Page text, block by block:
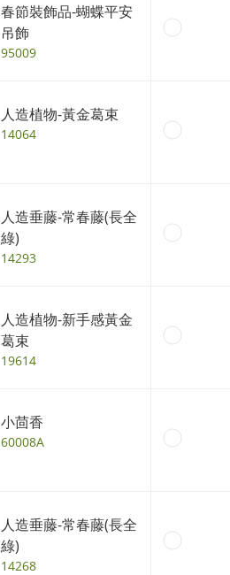
春節裝飾品-蝴蝶平安
吊飾
95009
人造植物-黃金葛束
14064
人造垂藤-常春藤(長全
綠)
14293
人造植物-新手感黃金
葛束
19614
小茴香
60008A
人造垂藤-常春藤(長全
綠)
14268